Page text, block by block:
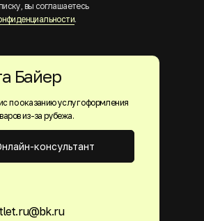
вы соглашаетесь
.
по оказанию услуг оформления
из-за рубежа.
консультант
Байер